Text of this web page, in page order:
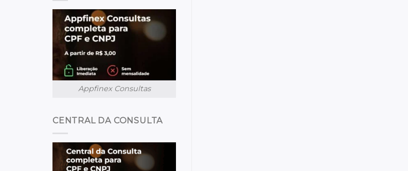
Appfinex Consultas
CENTRAL DA CONSULTA